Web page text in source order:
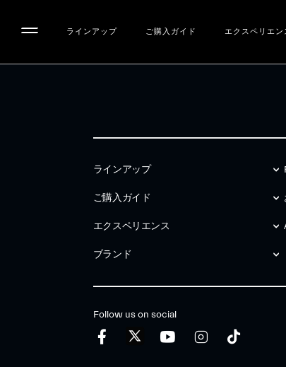
ラインアップ ご購入ガイド エクスペリエン
ラインアップ
ご購入ガイド
エクスペリエンス
ブランド
Follow us on social